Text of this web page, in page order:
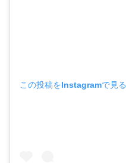
この投稿をInstagramで見る